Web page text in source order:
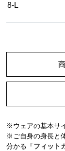
8-L
※ウェアの基本サ
※ご自身の身長と
分かる 「フィット